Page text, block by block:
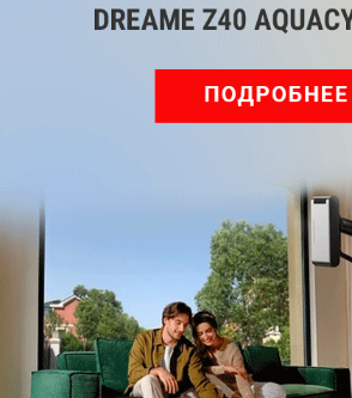
Комментарии
Мы знаем, вам есть что сказать!
Зарегистрируйтесь
оставить комментарий
Рекомендуем